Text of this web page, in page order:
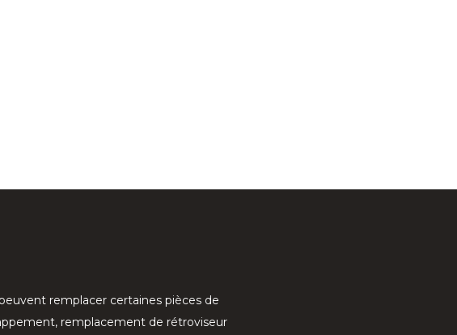
remplacer certaines pièces de
remplacement de rétroviseur